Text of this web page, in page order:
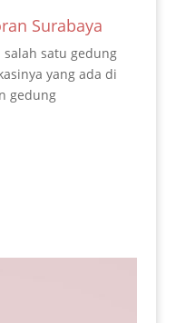
Surabaya
salah satu gedung
yang ada di
gedung